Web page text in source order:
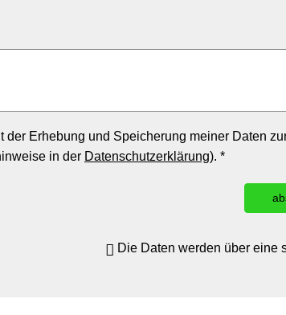
der Erhebung und Speicherung meiner Daten
in der Datenschutzerklärung). *
Die Daten werden über eine